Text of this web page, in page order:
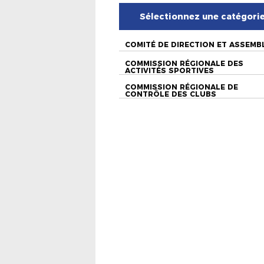
Sélectionnez une
COMITÉ DE DIRECTION ET
COMMISSION RÉGIONALE DES
ACTIVITÉS SPORTIVES
COMMISSION RÉGIONALE DE
CONTRÔLE DES CLUBS